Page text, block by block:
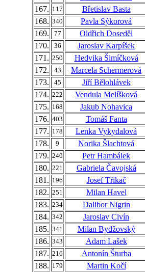
167. 117
Břetislav Basta
168. 340
Pavla Sýkorová
169.
77
Oldřich Doseděl
170.
36
Jaroslav Karpíšek
171. 250
Hedvika Šimíčková
172.
43
Marcela Schermerová
173.
45
Jiří Bělohlávek
174. 222
Vendula Melíšková
175. 168
Jakub Nohavica
176. 403
Tomáš Fanta
177. 178
Lenka Vykydalová
178.
9
Norika Šlachtová
179. 240
Petr Hambálek
180. 221
Gabriela Čavojská
181. 196
Josef Třikač
182. 251
Milan Havel
183. 234
Dalibor Nigrin
184. 342
Jaroslav Civín
185. 341
Milan Bydžovský
186. 343
Adam Lašek
187. 216
Antonín Šturba
188. 179
Martin Kočí